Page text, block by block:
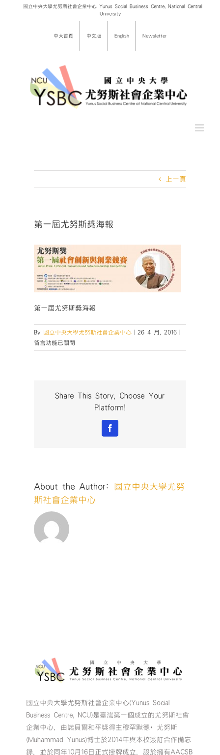
國立中央大學尤努斯社會企業中心 Yunus Social Business Centre, National Central
University
中大首頁 中文版 English Newsletter
上一頁
第一屆尤努斯獎海報
第一屆尤努斯獎海報
By 國立中央大學尤努斯社會企業中心 26 4 月, 2016
一
留言功能已關閉
Share This Story, Choose Your
Platform!
Facebook
About the Author:
國立中央大學尤努
斯社會企業中心
國立中央大學尤努斯社會企業中心(Yunus Social
Business Centre, NCU)是臺灣第一個成立的尤努斯社會
企業中心，由諾貝爾和平獎得主穆罕默德•尤努斯
(Muhammad Yunus)博士於2014年與本校簽訂合作備忘
錄，並於同年10月16日正式掛牌成立，設於擁有AACSB